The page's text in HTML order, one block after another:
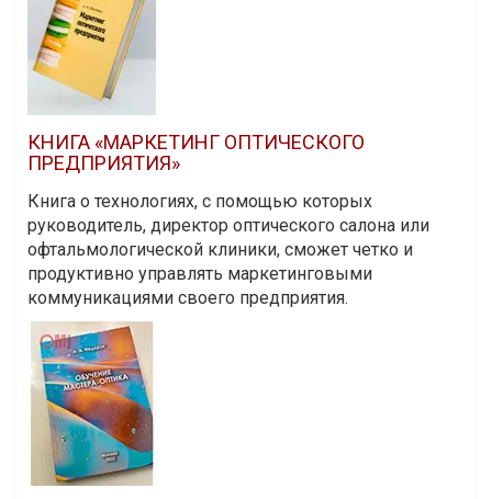
КНИГА «МАРКЕТИНГ ОПТИЧЕСКОГО
ПРЕДПРИЯТИЯ»
Книга о технологиях, с помощью которых
руководитель, директор оптического салона или
офтальмологической клиники, сможет четко и
продуктивно управлять маркетинговыми
коммуникациями своего предприятия.